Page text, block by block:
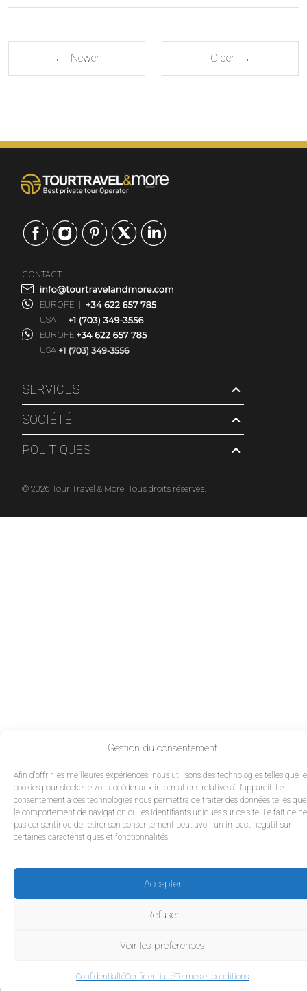
Gestion du consentement
Afin d'offrir les meilleures expériences, nous utilisons des technologies telles que
cookies pour stocker et/ou accéder aux informations relatives à l'appareil. Le
consentement à ces technologies nous permettra de traiter des données telles que
le comportement de navigation ou les identifiants uniques sur ce site. Le fait de ne
pas consentir ou de retirer son consentement peut avoir un impact négatif sur
certaines caractéristiques et fonctionnalités.
Accepter
Refuser
Voir les préférences
ConfidentialtéConfidentialtéTermes et conditions
← Newer Older →
SERVICES
SOCIÉTÉ
POLITIQUES
CONTACT
EUROPE |
USA |
EUROPE
USA
© 2026 Tour Travel & More. Tous droits réservés.